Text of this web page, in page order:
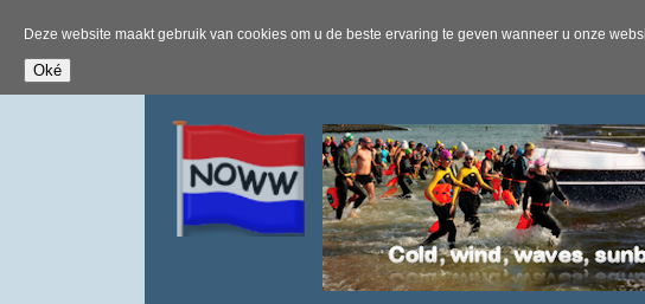
Deze website maakt gebruik van cookies om u de beste ervaring te geven wanneer u onze